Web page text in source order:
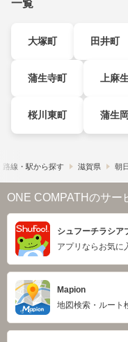
一覧
大塚町 田井町
蒲生寺町 上麻
桜川東町 蒲生
路線・駅から探す 滋賀県 朝
ONE COMPATHのサー
シュフーチラシア
アプリならお気に
Mapion
地図検索・ルート